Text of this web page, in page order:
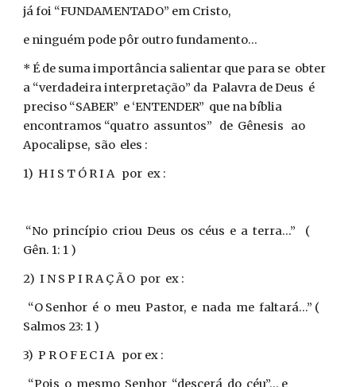
já foi “FUNDAMENTADO” em Cristo,
e ninguém pode pôr outro fundamento...
* É de suma importância salientar que para se obter
a “verdadeira interpretação” da Palavra de Deus é
preciso “SABER” e ‘ENTENDER” que na bíblia
encontramos “quatro assuntos” de Gênesis ao
Apocalipse, são eles :
1) H I S T Ó R I A por ex :
“No princípio criou Deus os céus e a terra...” (
Gên. 1: 1 )
2) I N S P I R A Ç Ã O por ex :
“O Senhor é o meu Pastor, e nada me faltará...” (
Salmos 23: 1 )
3) P R O F E C I A por ex :
“Pois o mesmo Senhor “descerá do céu”... e